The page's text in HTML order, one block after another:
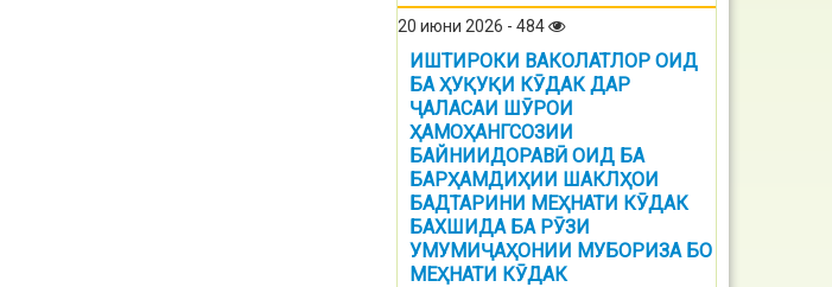
20 июни 2026 - 484
ИШТИРОКИ ВАКОЛАТЛОР ОИД
БА ҲУҚУҚИ КӮДАК ДАР
ҶАЛАСАИ ШӮРОИ
ҲАМОҲАНГСОЗИИ
БАЙНИИДОРАВӢ ОИД БА
БАРҲАМДИҲИИ ШАКЛҲОИ
БАДТАРИНИ МЕҲНАТИ КӮДАК
БАХШИДА БА РӮЗИ
УМУМИҶАҲОНИИ МУБОРИЗА БО
МЕҲНАТИ КӮДАК